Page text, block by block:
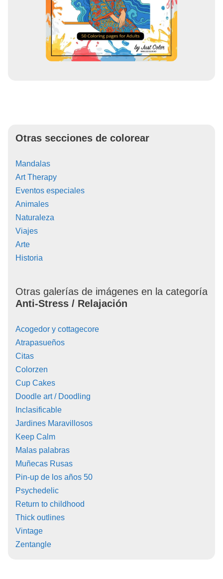
Otras secciones de colorear
Mandalas
Art Therapy
Eventos especiales
Animales
Naturaleza
Viajes
Arte
Historia
Otras galerías de imágenes en la categoría
Anti-Stress / Relajación
Acogedor y cottagecore
Atrapasueños
Citas
Colorzen
Cup Cakes
Doodle art / Doodling
Inclasificable
Jardines Maravillosos
Keep Calm
Malas palabras
Muñecas Rusas
Pin-up de los años 50
Psychedelic
Return to childhood
Thick outlines
Vintage
Zentangle